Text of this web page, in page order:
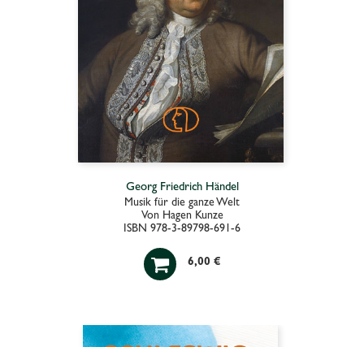
Georg Friedrich Händel
Musik für die ganze Welt
Von Hagen Kunze
ISBN 978-3-89798-691-6
 6,00 €